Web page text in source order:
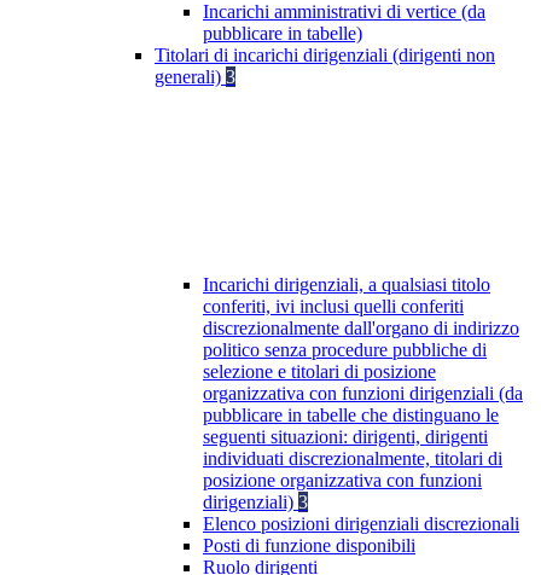
Incarichi amministrativi di vertice (da
pubblicare in tabelle)
Titolari di incarichi dirigenziali (dirigenti non
generali) 3
Incarichi dirigenziali, a qualsiasi titolo
conferiti, ivi inclusi quelli conferiti
discrezionalmente dall'organo di indirizzo
politico senza procedure pubbliche di
selezione e titolari di posizione
organizzativa con funzioni dirigenziali (da
pubblicare in tabelle che distinguano le
seguenti situazioni: dirigenti, dirigenti
individuati discrezionalmente, titolari di
posizione organizzativa con funzioni
dirigenziali) 3
Elenco posizioni dirigenziali discrezionali
Posti di funzione disponibili
Ruolo dirigenti